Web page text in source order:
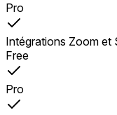
Pro
Intégrations Zoom et
Free
Pro